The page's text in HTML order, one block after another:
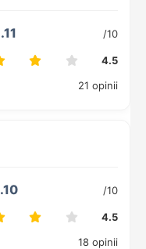
/10
4.5
21 opinii
/10
4.5
18 opinii